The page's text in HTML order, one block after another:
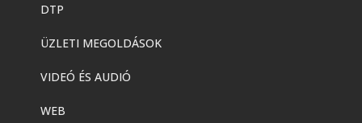
DTP
ÜZLETI MEGOLDÁSOK
VIDEÓ ÉS AUDIÓ
WEB